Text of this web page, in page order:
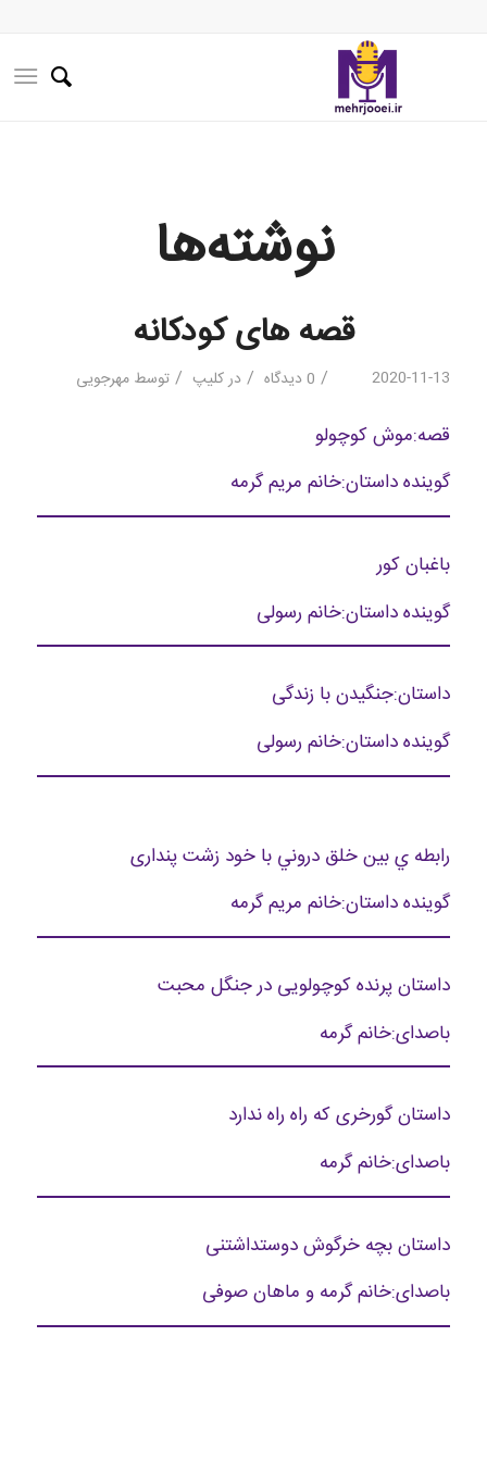
نوشته‌ها
قصه های کودکانه
2020-11-13
/ 0 دیدگاه / درکلیپ / توسطمهرجویی
قصه:موش کوچولو
گوینده داستان:خانم مریم گرمه
باغبان کور
گوینده داستان:خانم رسولی
داستان:جنگیدن با زندگی
گوینده داستان:خانم رسولی
رابطه ي بين خلق دروني با خود زشت پنداری
گوینده داستان:خانم مریم گرمه
داستان پرنده کوچولویی در جنگل محبت
باصدای:خانم گرمه
داستان گورخری که راه راه ندارد
باصدای:خانم گرمه
داستان بچه خرگوش دوستداشتنی
باصدای:خانم گرمه و ماهان صوفی